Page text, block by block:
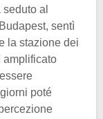
al
sentì
la stazione dei
amplificato
poté